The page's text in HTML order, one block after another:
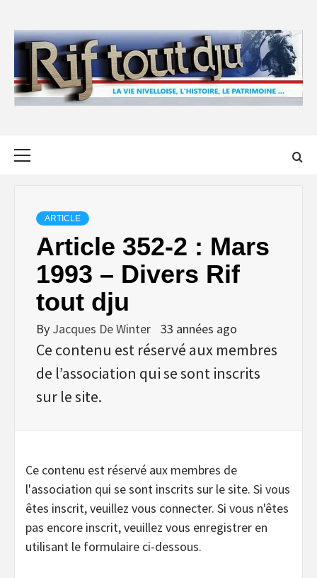
content
ARTICLE
Article 352-2 : Mars
1993 – Divers Rif
tout dju
By Jacques De Winter 33 années ago
Ce contenu est réservé aux membres
de l’association qui se sont inscrits
sur le site.
Ce contenu est réservé aux membres de
l'association qui se sont inscrits sur le site. Si vous
êtes inscrit, veuillez vous connecter. Si vous n'êtes
pas encore inscrit, veuillez vous enregistrer en
utilisant le formulaire ci-dessous.